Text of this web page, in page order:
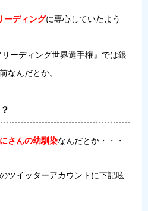
ーディングに専心していたよう
ーディング世界選手権』では銀
なんだとか。
さんの幼馴染なんだとか・・・
ツイッターアカウントに下記呟